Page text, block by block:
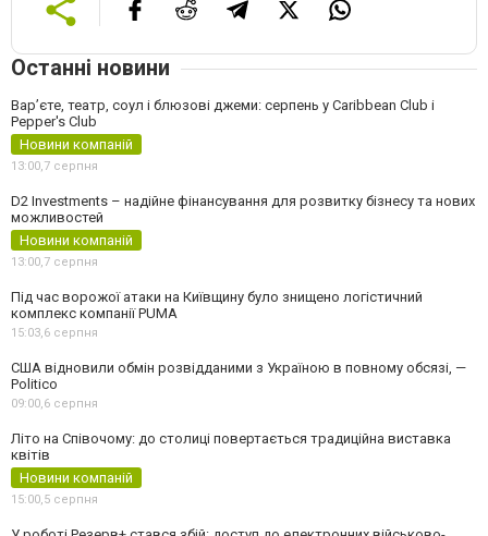
Останні новини
Вар’єте, театр, соул і блюзові джеми: серпень у Caribbean Club і
Pepper's Club
Новини компаній
13:00,7 серпня
D2 Investments – надійне фінансування для розвитку бізнесу та нових
можливостей
Новини компаній
13:00,7 серпня
Під час ворожої атаки на Київщину було знищено логістичний
комплекс компанії PUMA
15:03,6 серпня
США відновили обмін розвідданими з Україною в повному обсязі, —
Politico
09:00,6 серпня
Літо на Співочому: до столиці повертається традиційна виставка
квітів
Новини компаній
15:00,5 серпня